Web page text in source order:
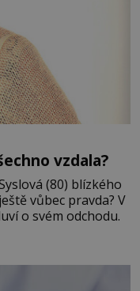
vzdala?
(80) blízkého
vůbec pravda? V
o svém odchodu.